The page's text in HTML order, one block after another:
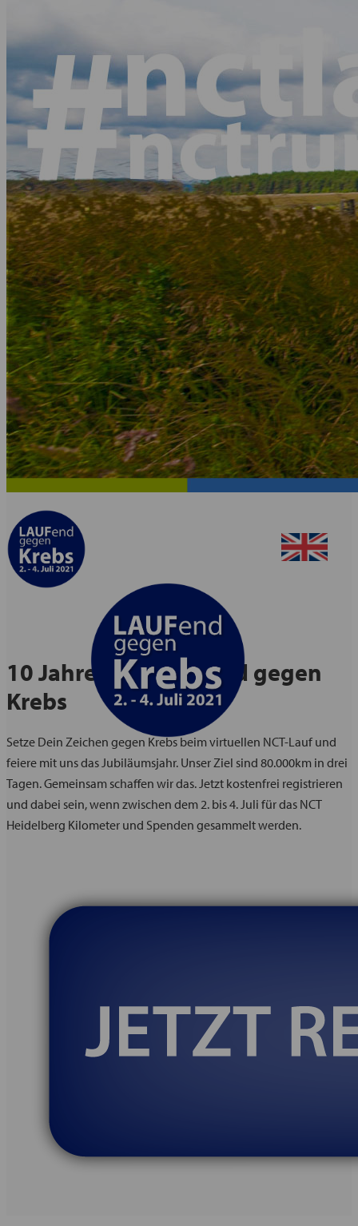
10 Jahre NCT-LAUFend gegen
Krebs
Setze Dein Zeichen gegen Krebs beim virtuellen NCT-Lauf und
feiere mit uns das Jubiläumsjahr. Unser Ziel sind 80.000km in drei
Tagen. Gemeinsam schaffen wir das. Jetzt kostenfrei registrieren
und dabei sein, wenn zwischen dem 2. bis 4. Juli für das NCT
Heidelberg Kilometer und Spenden gesammelt werden.